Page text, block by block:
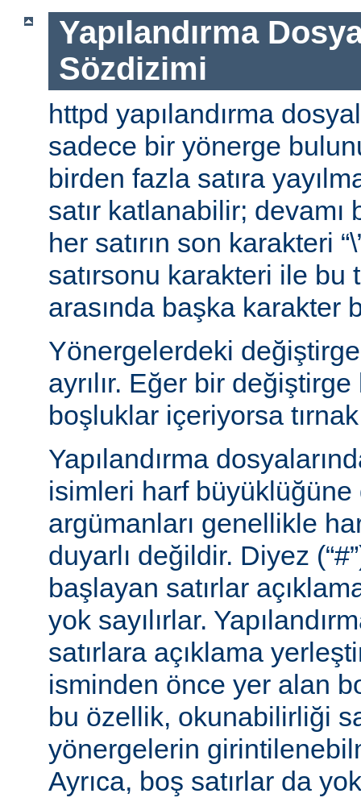
Yapılandırma
Sözdizimi
httpd yapılandırma
sadece bir yönerge
birden fazla satıra
satır katlanabilir; devamı
her satırın son karakteri
satırsonu karakteri ile bu
arasında başka karakter
Yönergelerdeki
ayrılır. Eğer bir
boşluklar içeriyorsa tırnak
Yapılandırma
isimleri harf büyüklüğüne
argümanları genellikle
duyarlı değildir. Diyez
başlayan satırlar
yok sayılırlar.
satırlara açıklama
isminden önce yer alan
bu özellik, okunabilirliği
yönergelerin
Ayrıca, boş satırlar da